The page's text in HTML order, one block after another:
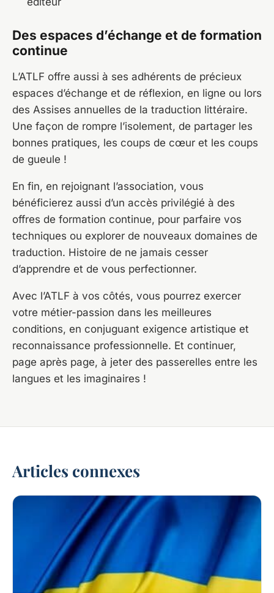
Des espaces d’échange et de formation
continue
L’ATLF offre aussi à ses adhérents de précieux
espaces d’échange et de réflexion, en ligne ou lors
des Assises annuelles de la traduction littéraire.
Une façon de rompre l’isolement, de partager les
bonnes pratiques, les coups de cœur et les coups
de gueule !
En fin, en rejoignant l’association, vous
bénéficierez aussi d’un accès privilégié à des
offres de formation continue, pour parfaire vos
techniques ou explorer de nouveaux domaines de
traduction. Histoire de ne jamais cesser
d’apprendre et de vous perfectionner.
Avec l’ATLF à vos côtés, vous pourrez exercer
votre métier-passion dans les meilleures
conditions, en conjuguant exigence artistique et
reconnaissance professionnelle. Et continuer,
page après page, à jeter des passerelles entre les
langues et les imaginaires !
Articles connexes